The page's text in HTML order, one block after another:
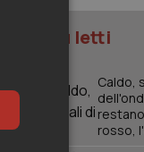
I più letti
Caldo,
rosso,